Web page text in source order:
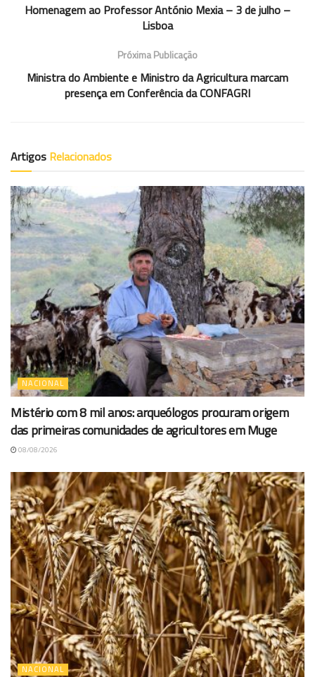
Homenagem ao Professor António Mexia – 3 de julho –
Lisboa
Próxima Publicação
Ministra do Ambiente e Ministro da Agricultura marcam
presença em Conferência da CONFAGRI
Artigos Relacionados
NACIONAL
Mistério com 8 mil anos: arqueólogos procuram origem
das primeiras comunidades de agricultores em Muge
08/08/2026
NACIONAL